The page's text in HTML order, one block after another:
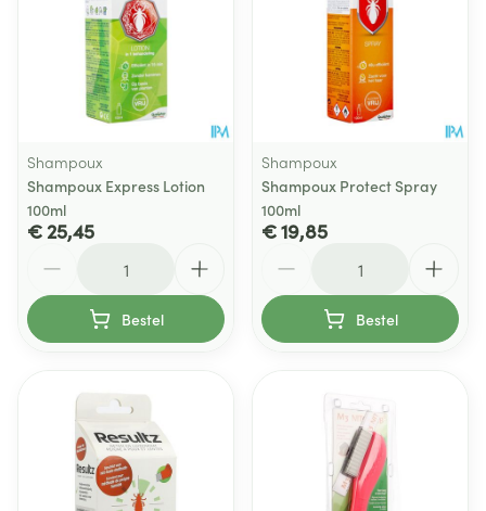
Shampoux
Shampoux Express Lotion
100ml
€ 25,45
Bestel
Shampoux
Shampoux Protect Spray
100ml
€ 19,85
Bestel